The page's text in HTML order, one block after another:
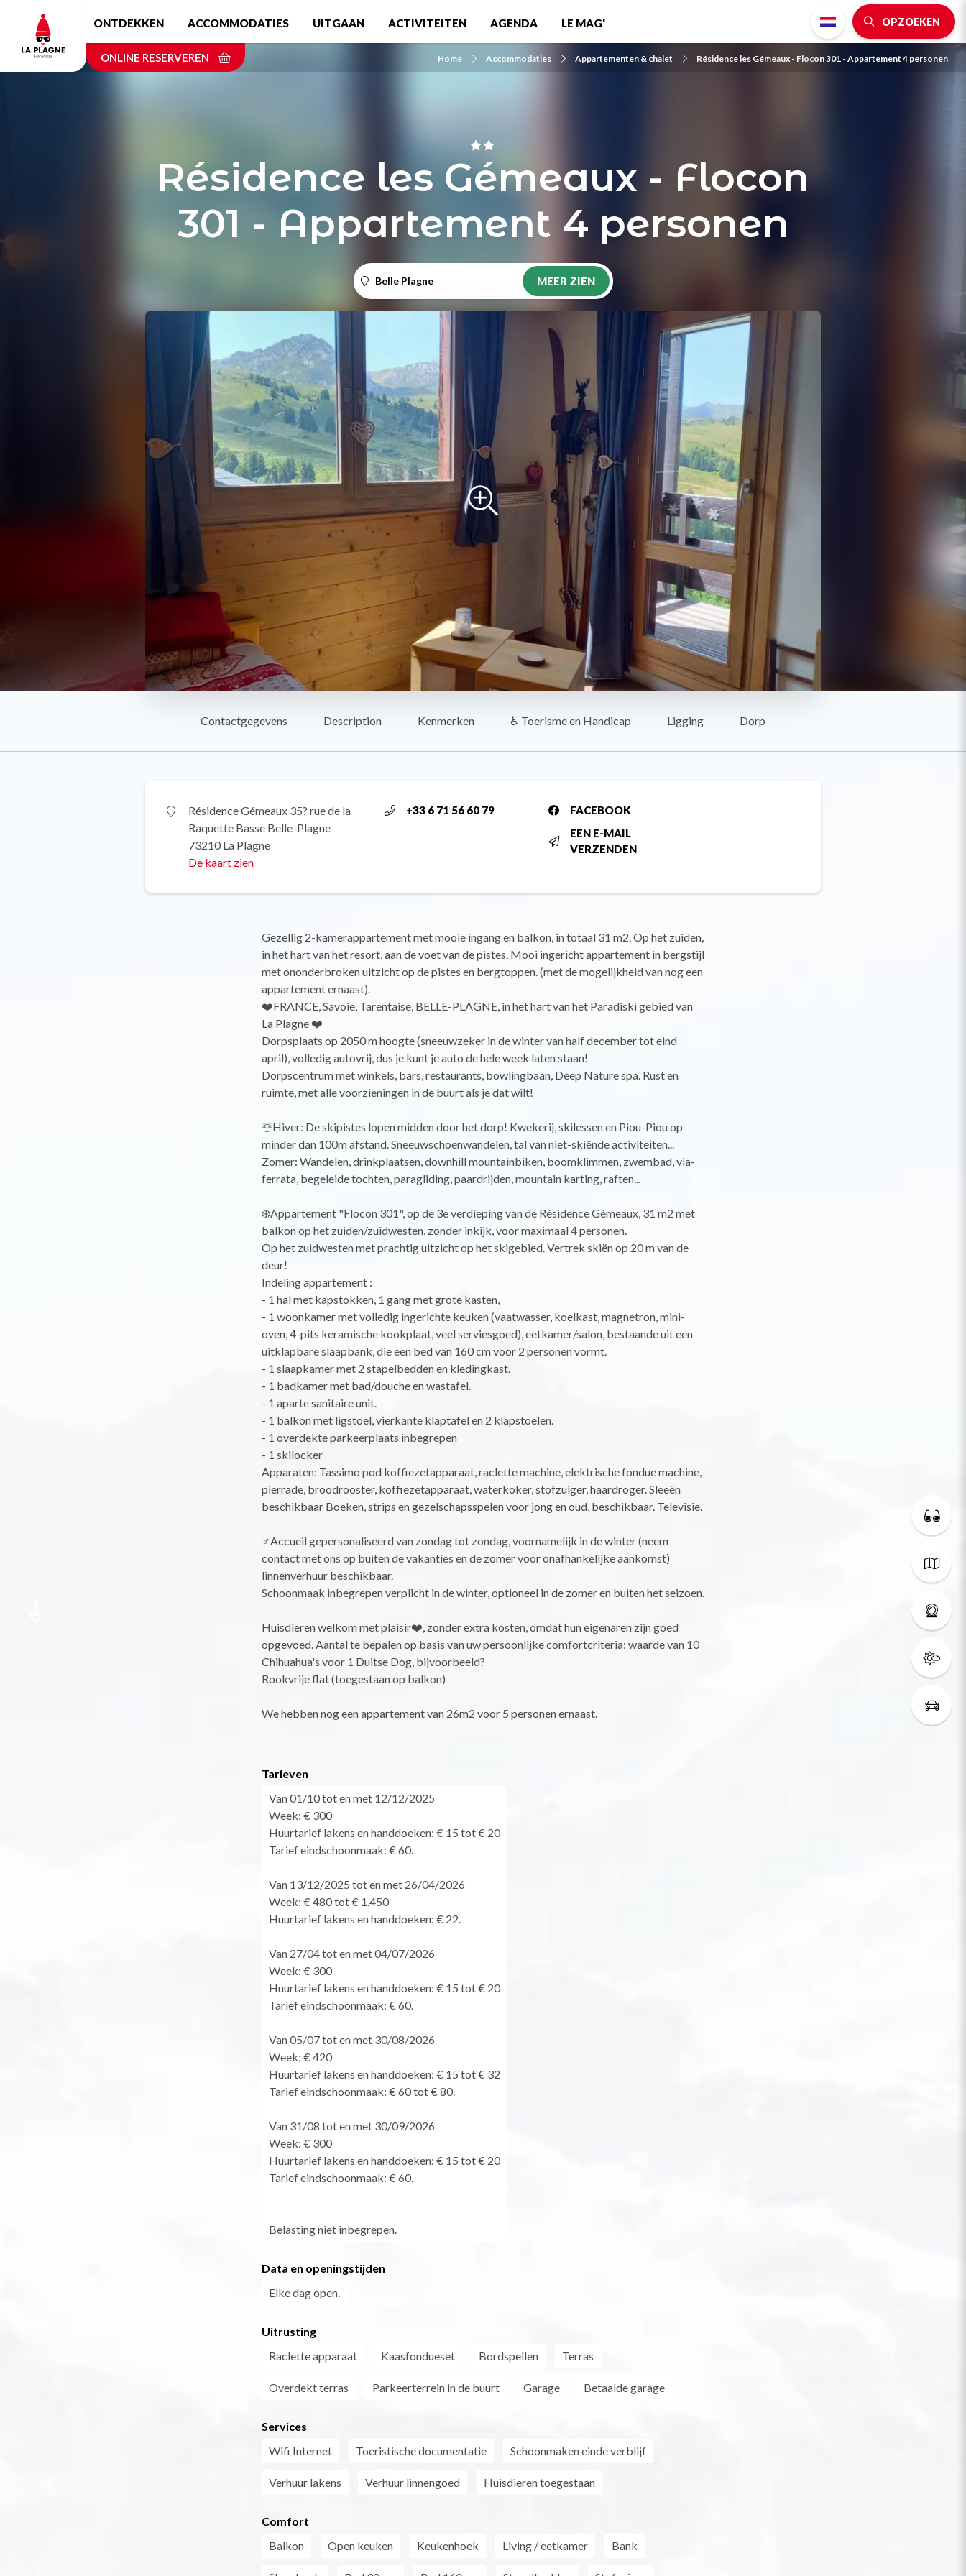
content
ONTDEKKEN ACCOMMODATIES UITGAAN ACTIVITEITEN AGENDA LE MAG' OPZOEKEN
ONLINE RESERVEREN Home Accommodaties Appartementen & chalet Résidence les Gémeaux - Flocon 301 - Appartement 4 personen
Résidence les Gémeaux - Flocon
301 - Appartement 4 personen
Belle Plagne MEER ZIEN
Contactgegevens Description Kenmerken ♿ Toerisme en Handicap Ligging Dorp
Résidence Gémeaux 35? rue de la
Raquette Basse Belle-Plagne
73210 La Plagne
De kaart zien
+33 6 71 56 60 79
FACEBOOK
EEN E-MAIL
VERZENDEN
Gezellig 2-kamerappartement met mooie ingang en balkon, in totaal 31 m2. Op het zuiden,
in het hart van het resort, aan de voet van de pistes. Mooi ingericht appartement in bergstijl
met ononderbroken uitzicht op de pistes en bergtoppen. (met de mogelijkheid van nog een
appartement ernaast).
❤️FRANCE, Savoie, Tarentaise, BELLE-PLAGNE, in het hart van het Paradiski gebied van
La Plagne ❤️
Dorpsplaats op 2050 m hoogte (sneeuwzeker in de winter van half december tot eind
april), volledig autovrij, dus je kunt je auto de hele week laten staan!
Dorpscentrum met winkels, bars, restaurants, bowlingbaan, Deep Nature spa. Rust en
ruimte, met alle voorzieningen in de buurt als je dat wilt!
☃️Hiver: De skipistes lopen midden door het dorp! Kwekerij, skilessen en Piou-Piou op
minder dan 100m afstand. Sneeuwschoenwandelen, tal van niet-skiënde activiteiten...
Zomer: Wandelen, drinkplaatsen, downhill mountainbiken, boomklimmen, zwembad, via-
ferrata, begeleide tochten, paragliding, paardrijden, mountain karting, raften...
❄️Appartement "Flocon 301", op de 3e verdieping van de Résidence Gémeaux, 31 m2 met
balkon op het zuiden/zuidwesten, zonder inkijk, voor maximaal 4 personen.
Op het zuidwesten met prachtig uitzicht op het skigebied. Vertrek skiën op 20 m van de
deur!
Indeling appartement :
- 1 hal met kapstokken, 1 gang met grote kasten,
- 1 woonkamer met volledig ingerichte keuken (vaatwasser, koelkast, magnetron, mini-
oven, 4-pits keramische kookplaat, veel serviesgoed), eetkamer/salon, bestaande uit een
uitklapbare slaapbank, die een bed van 160 cm voor 2 personen vormt.
- 1 slaapkamer met 2 stapelbedden en kledingkast.
- 1 badkamer met bad/douche en wastafel.
- 1 aparte sanitaire unit.
- 1 balkon met ligstoel, vierkante klaptafel en 2 klapstoelen.
- 1 overdekte parkeerplaats inbegrepen
- 1 skilocker
Apparaten: Tassimo pod koffiezetapparaat, raclette machine, elektrische fondue machine,
pierrade, broodrooster, koffiezetapparaat, waterkoker, stofzuiger, haardroger. Sleeën
beschikbaar Boeken, strips en gezelschapsspelen voor jong en oud, beschikbaar. Televisie.
‍♂️Accueil gepersonaliseerd van zondag tot zondag, voornamelijk in de winter (neem
contact met ons op buiten de vakanties en de zomer voor onafhankelijke aankomst)
linnenverhuur beschikbaar.
Schoonmaak inbegrepen verplicht in de winter, optioneel in de zomer en buiten het seizoen.
Huisdieren welkom met plaisir❤️, zonder extra kosten, omdat hun eigenaren zijn goed
opgevoed. Aantal te bepalen op basis van uw persoonlijke comfortcriteria: waarde van 10
Chihuahua's voor 1 Duitse Dog, bijvoorbeeld?
Rookvrije flat (toegestaan op balkon)
We hebben nog een appartement van 26m2 voor 5 personen ernaast.
Tarieven
Van 01/10 tot en met 12/12/2025
Week: € 300
Huurtarief lakens en handdoeken: € 15 tot € 20
Tarief eindschoonmaak: € 60.
Van 13/12/2025 tot en met 26/04/2026
Week: € 480 tot € 1.450
Huurtarief lakens en handdoeken: € 22.
Van 27/04 tot en met 04/07/2026
Week: € 300
Huurtarief lakens en handdoeken: € 15 tot € 20
Tarief eindschoonmaak: € 60.
Van 05/07 tot en met 30/08/2026
Week: € 420
Huurtarief lakens en handdoeken: € 15 tot € 32
Tarief eindschoonmaak: € 60 tot € 80.
Van 31/08 tot en met 30/09/2026
Week: € 300
Huurtarief lakens en handdoeken: € 15 tot € 20
Tarief eindschoonmaak: € 60.
Belasting niet inbegrepen.
Data en openingstijden
Elke dag open.
Uitrusting
Raclette apparaat
Kaasfondueset Bordspellen Terras
Overdekt terras Parkeerterrein in de buurt Garage Betaalde garage
Services
Wifi Internet
Toeristische documentatie Schoonmaken einde verblijf
Verhuur lakens Verhuur linnengoed Huisdieren toegestaan
Comfort
Balkon
Open keuken Keukenhoek Living / eetkamer Bank